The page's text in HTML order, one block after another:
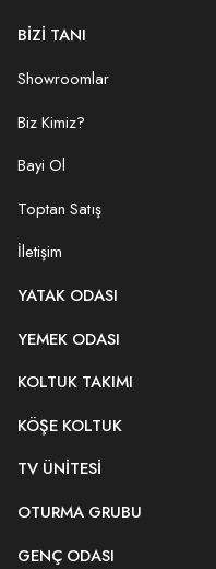
BİZİ TANI
Showroomlar
Biz Kimiz?
Bayi Ol
Toptan Satış
İletişim
YATAK ODASI
YEMEK ODASI
KOLTUK TAKIMI
KÖŞE KOLTUK
TV ÜNITESI
OTURMA GRUBU
GENÇ ODASI